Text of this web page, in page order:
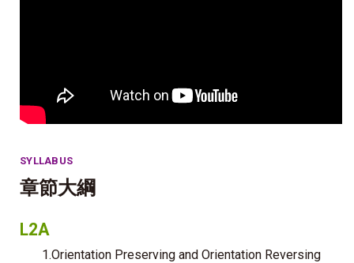
SYLLABUS
章節大綱
L2A
1.Orientation Preserving and Orientation Reversing